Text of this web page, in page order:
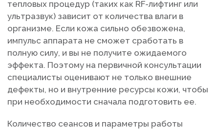
тепловых процедур (таких как RF-лифтинг или
ультразвук) зависит от количества влаги в
организме. Если кожа сильно обезвожена,
импульс аппарата не сможет сработать в
полную силу, и вы не получите ожидаемого
эффекта. Поэтому на первичной консультации
специалисты оценивают не только внешние
дефекты, но и внутренние ресурсы кожи, чтобы
при необходимости сначала подготовить ее.
Количество сеансов и параметры работы